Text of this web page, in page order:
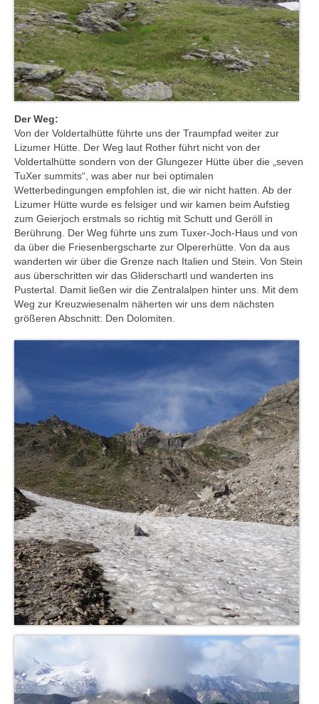
Der Weg:
Von der Voldertalhütte führte uns der Traumpfad weiter zur
Lizumer Hütte. Der Weg laut Rother führt nicht von der
Voldertalhütte sondern von der Glungezer Hütte über die „seven
TuXer summits“, was aber nur bei optimalen
Wetterbedingungen empfohlen ist, die wir nicht hatten. Ab der
Lizumer Hütte wurde es felsiger und wir kamen beim Aufstieg
zum Geierjoch erstmals so richtig mit Schutt und Geröll in
Berührung. Der Weg führte uns zum Tuxer-Joch-Haus und von
da über die Friesenbergscharte zur Olpererhütte. Von da aus
wanderten wir über die Grenze nach Italien und Stein. Von Stein
aus überschritten wir das Gliderschartl und wanderten ins
Pustertal. Damit ließen wir die Zentralalpen hinter uns. Mit dem
Weg zur Kreuzwiesenalm näherten wir uns dem nächsten
größeren Abschnitt: Den Dolomiten.